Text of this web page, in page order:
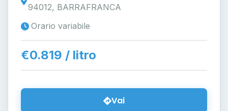
94012, BARRAFRANCA
Orario variabile
€0.819 / litro
Vai